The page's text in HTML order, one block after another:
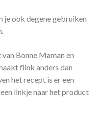
je ook degene gebruiken
Bonne Maman en
flink anders dan
het recept is er een
linkje naar het product